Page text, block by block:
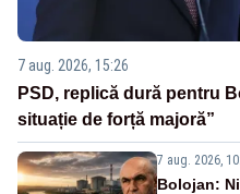
7 aug. 2026, 15:26
PSD, replică dură pentru
situație de forță majoră”
7 aug. 2026,
Bolojan: